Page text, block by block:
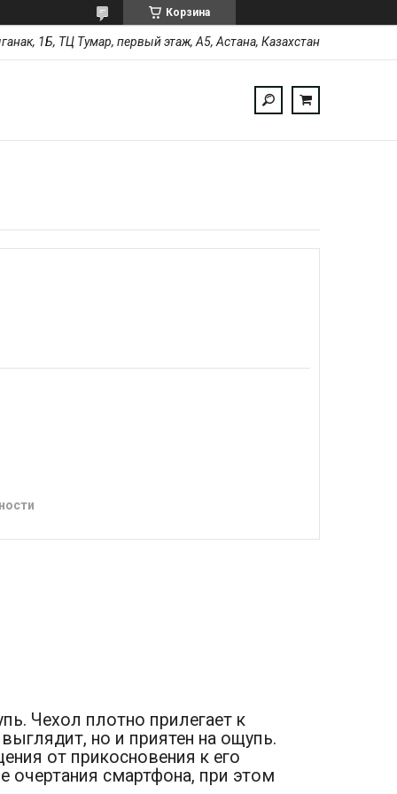
Корзина
1Б, ТЦ Тумар, первый этаж, А5, Астана, Казахстан
Чехол плотно прилегает к
но и приятен на ощупь.
от прикосновения к его
очертания смартфона, при этом